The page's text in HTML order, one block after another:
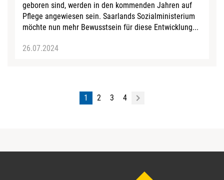
geboren sind, werden in den kommenden Jahren auf
Pflege angewiesen sein. Saarlands Sozialministerium
möchte nun mehr Bewusstsein für diese Entwicklung...
26.07.2024
1 2 3 4